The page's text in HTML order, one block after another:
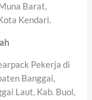
Barat,
Kendari.
Pekerja di
Banggai,
Laut, Kab. Buol,